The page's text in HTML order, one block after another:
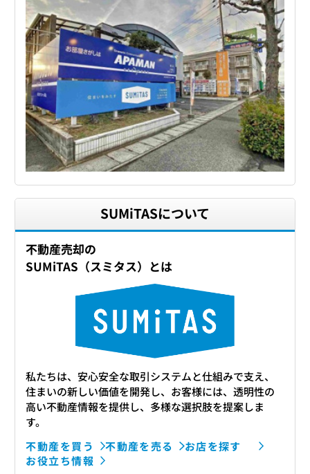
SUMiTASについて
不動産売却の
SUMiTAS（スミタス）とは
私たちは、安心安全な取引システムと仕組みで支え、
住まいの新しい価値を開発し、お客様には、透明性の
高い不動産情報を提供し、多様な選択肢を提案しま
す。
不動産を買う
不動産を売る
お店を探す
お役立ち情報